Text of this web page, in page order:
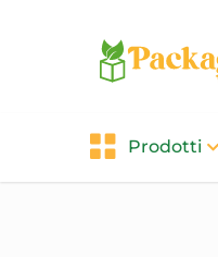
Prodotti